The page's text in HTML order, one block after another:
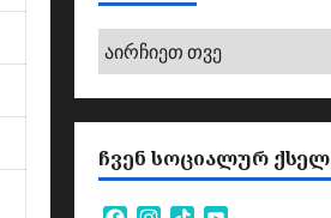
არქივები
ᲩᲕᲔᲜ ᲡᲝᲪᲘᲐᲚᲣᲠ